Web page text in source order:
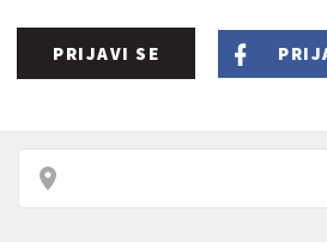
PRIJAVI SE